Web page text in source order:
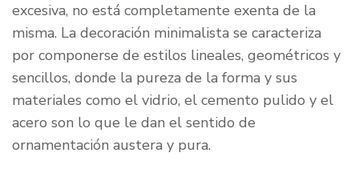
excesiva, no está completamente exenta de la
misma. La decoración minimalista se caracteriza
por componerse de estilos lineales, geométricos y
sencillos, donde la pureza de la forma y sus
materiales como el vidrio, el cemento pulido y el
acero son lo que le dan el sentido de
ornamentación austera y pura.